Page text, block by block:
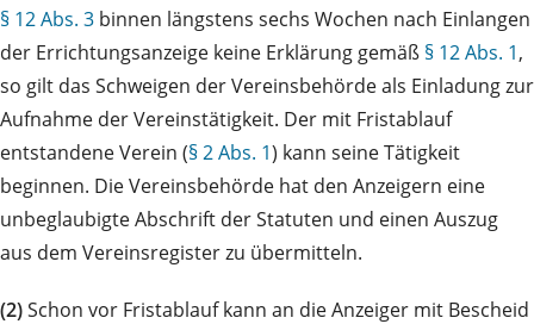
§ 12 Abs. 3 binnen längstens sechs Wochen nach Einlangen
der Errichtungsanzeige keine Erklärung gemäß § 12 Abs. 1,
so gilt das Schweigen der Vereinsbehörde als Einladung zur
Aufnahme der Vereinstätigkeit. Der mit Fristablauf
entstandene Verein (§ 2 Abs. 1) kann seine Tätigkeit
beginnen. Die Vereinsbehörde hat den Anzeigern eine
unbeglaubigte Abschrift der Statuten und einen Auszug
aus dem Vereinsregister zu übermitteln.
(2)Schon vor Fristablauf kann an die Anzeiger mit Bescheid